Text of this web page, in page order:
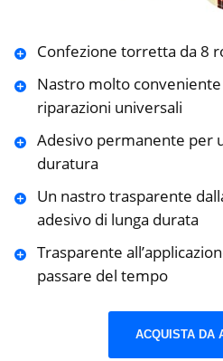
Confezione torretta da 8
Nastro molto
riparazioni universali
Adesivo permanente per
duratura
Un nastro trasparente
adesivo di lunga durata
Trasparente
passare del tempo
ACQUISTA DA